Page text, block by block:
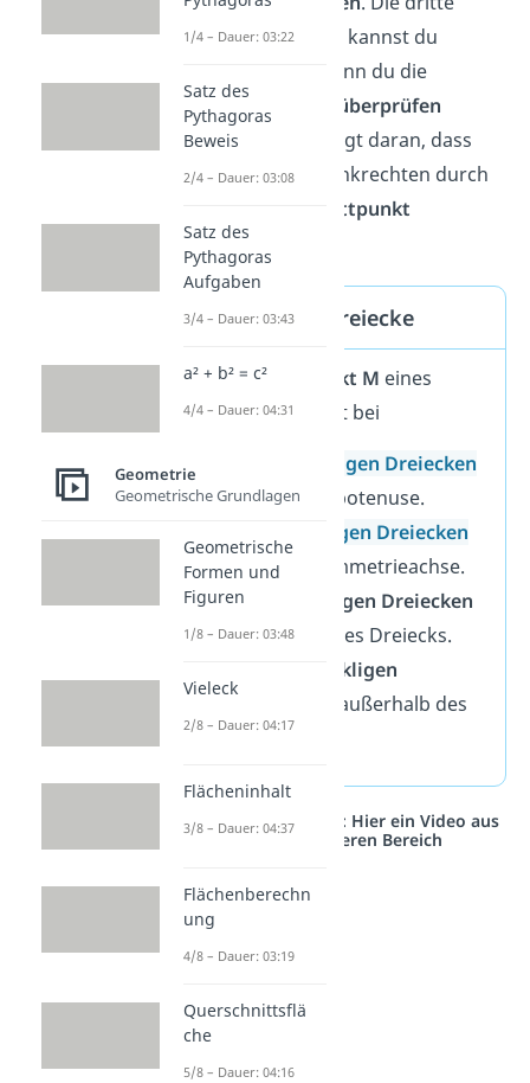
Mittelsenkrechte kannst du
konstruieren, wenn du die
anderen beiden
überprüfen
möchtest. Das liegt daran, dass
alle drei Mittelsenkrechten durch
denselben Schnittpunkt
verlaufen.
Besondere Dreiecke
DerMittelpunkt M eines
Umkreises liegt bei
rechtwinkligen Dreiecken
auf der Hypotenuse.
gleichseitigen Dreiecken
auf der Symmetrieachse.
spitzwinkligen Dreiecken
innerhalb des Dreiecks.
stumpfwinkligen
außerhalb des
Dreiecks.
Studyflix vernetzt: Hier ein Video aus
einem anderen Bereich
1/4 – Dauer: 03:22
Satz des
Pythagoras
Beweis
2/4 – Dauer: 03:08
Satz des
Pythagoras
Aufgaben
3/4 – Dauer: 03:43
a² + b² = c²
4/4 – Dauer: 04:31
Geometrie
Geometrische Grundlagen
Geometrische
Formen und
Figuren
1/8 – Dauer: 03:48
Vieleck
2/8 – Dauer: 04:17
Flächeninhalt
3/8 – Dauer: 04:37
Flächenberechn
ung
4/8 – Dauer: 03:19
Querschnittsflä
che
5/8 – Dauer: 04:16